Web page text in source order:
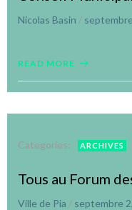
Nicolas Basin /
READ MORE
Categories: ARCHIVES
Tous au Forum
Ville de Pia / septembre